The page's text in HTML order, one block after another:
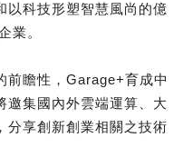
以科技形塑智慧風尚的億
業。
前瞻性，Garage+育成中
邀集國內外雲端運算、大
分享創新創業相關之技術